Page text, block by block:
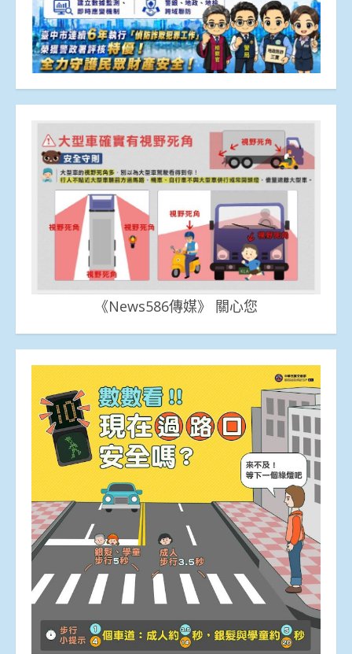
《News586傳媒》 關心您